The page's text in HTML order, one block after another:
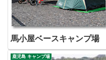
馬小屋ベースキャンプ場
鹿児島 キャンプ場